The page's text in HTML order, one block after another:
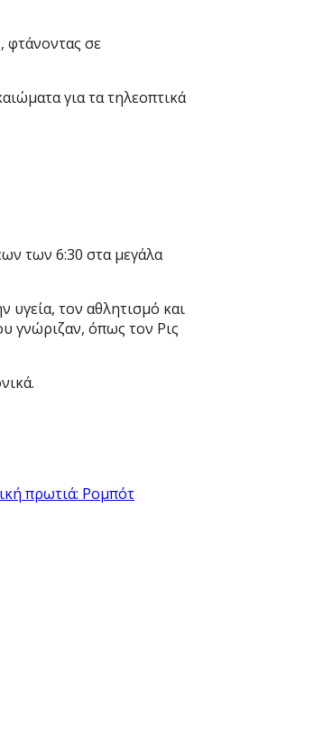
φτάνοντας σε
για τα τηλεοπτικά
των 6:30 στα μεγάλα
υγεία, τον αθλητισμό και
γνώριζαν, όπως τον Ρις
πρωτιά: Ρομπότ